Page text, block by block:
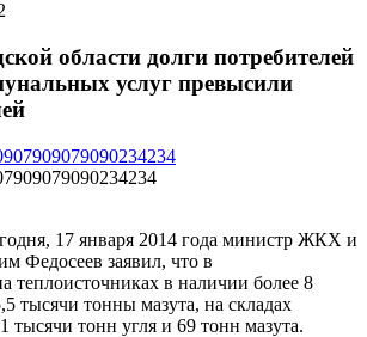
области долги потребителей
услуг превысили
17 января 2014 года министр ЖКХ и
Федосеев заявил, что в
теплоисточниках в наличии более 8
тысячи тонны мазута, на складах
тысячи тонн угля и 69 тонн мазута.